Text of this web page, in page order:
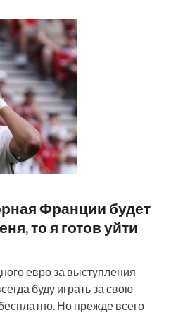
Франции будет
то я готов уйти
евро за выступления
буду играть за свою
Но прежде всего